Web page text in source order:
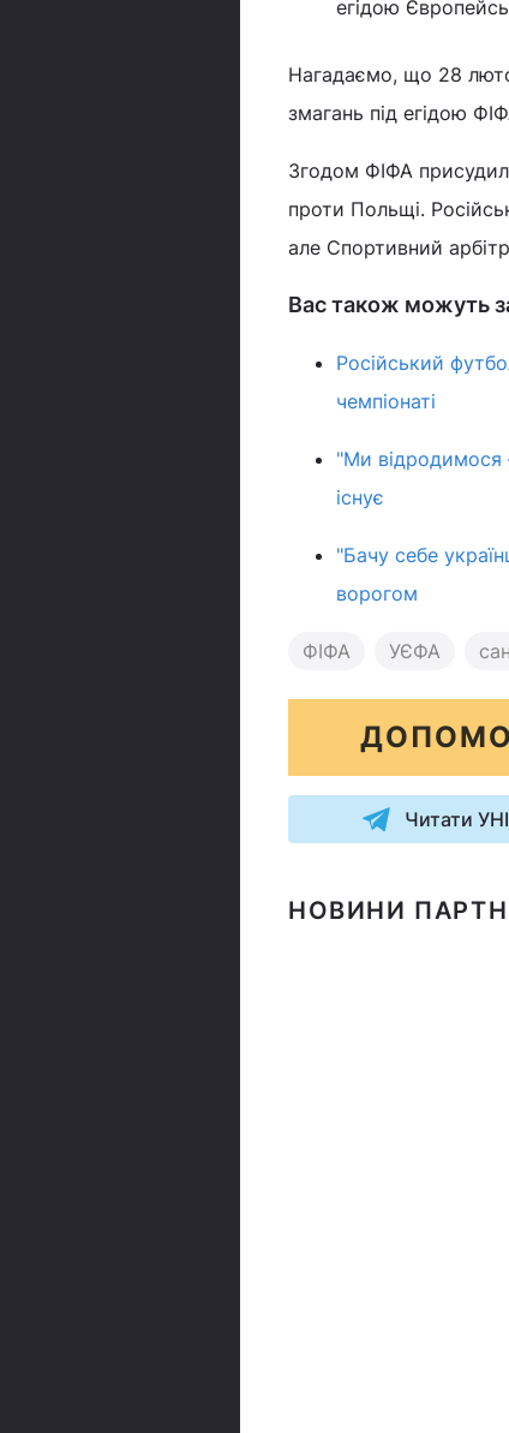
егідою
Нагадаємо, що 28
змагань під егідою
Згодом ФІФА
проти Польщі.
але Спортивний
Вас також можуть
Російський
чемпіонаті
"Ми відродимося
існує
"Бачу себе
ворогом
ФІФА УЄФА
Читати
НОВИНИ